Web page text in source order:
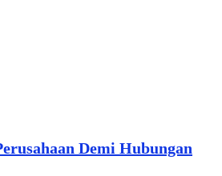
Demi Hubungan